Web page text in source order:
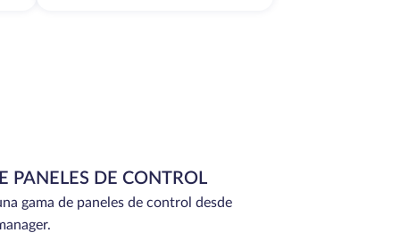
PANELES DE CONTROL
gama de paneles de control desde